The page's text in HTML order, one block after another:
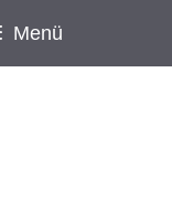
Menü